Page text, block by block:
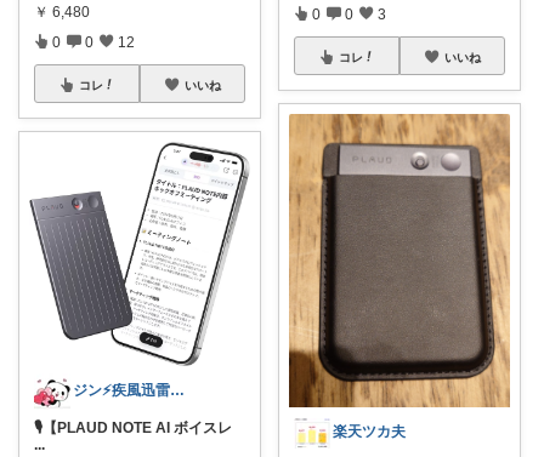
￥ 6,480
0 0 12
コレ いいね
ジン⚡疾風迅雷の弟子⚡
🎙️【PLAUD NOTE AI ボイスレ
...
0 0 3
コレ いいね
楽天ツカ夫